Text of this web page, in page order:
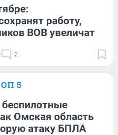
работу,
ВОВ увеличат
2
5
Омская область
атаку БПЛА